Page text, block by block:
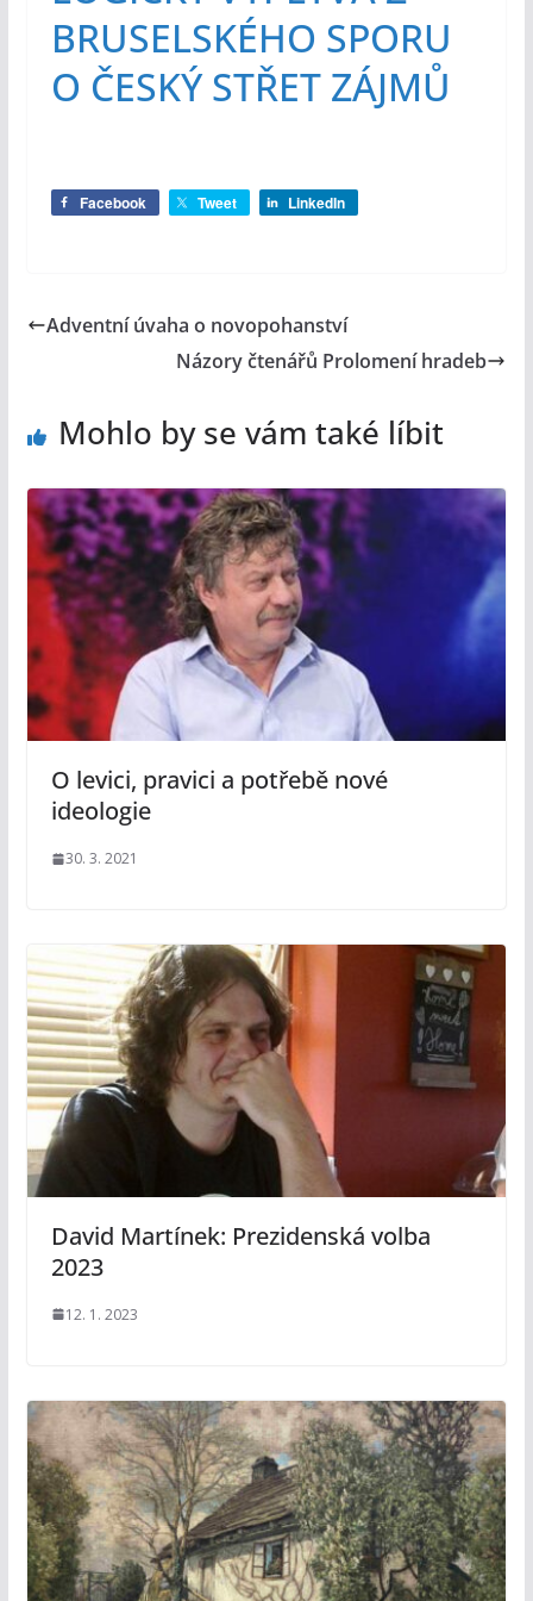
BRUSELSKÉHO SPORU
O ČESKÝ STŘET ZÁJMŮ
Facebook Tweet LinkedIn
Adventní úvaha o novopohanství
Názory čtenářů Prolomení hradeb
Mohlo by se vám také líbit
O levici, pravici a potřebě nové
ideologie
30. 3. 2021
David Martínek: Prezidenská volba
2023
12. 1. 2023